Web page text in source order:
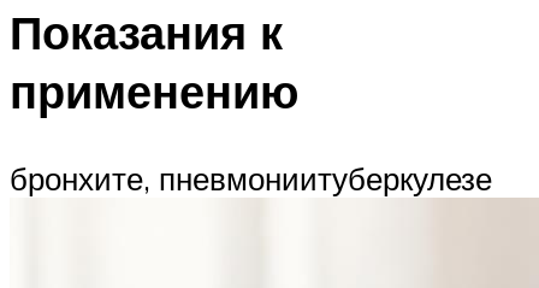
Показания к
применению
бронхите, пневмониитуберкулезе